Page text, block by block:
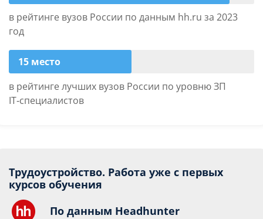
в рейтинге вузов России по данным hh.ru за 2023
год
15 место
в рейтинге лучших вузов России по уровню ЗП
IT‑специалистов
Трудоустройство. Работа уже с первых
курсов обучения
По данным Headhunter